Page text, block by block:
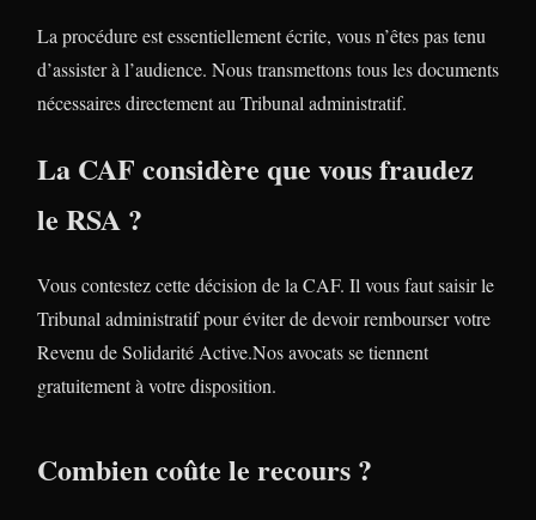
La procédure est essentiellement écrite, vous n’êtes pas tenu
d’assister à l’audience. Nous transmettons tous les documents
nécessaires directement au Tribunal administratif.
La CAF considère que vous fraudez
le RSA ?
Vous contestez cette décision de la CAF. Il vous faut saisir le
Tribunal administratif pour éviter de devoir rembourser votre
Revenu de Solidarité Active.Nos avocats se tiennent
gratuitement à votre disposition.
Combien coûte le recours ?